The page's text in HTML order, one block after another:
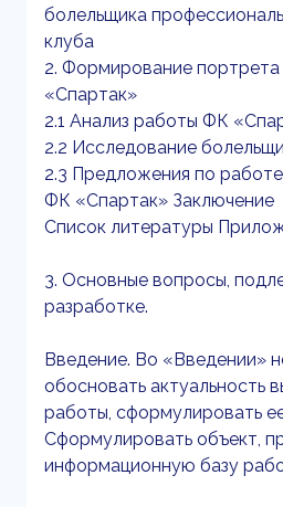
болельщика
клуба
2. Формирование
«Спартак»
2.1 Анализ работы ФК
2.2 Исследование
2.3 Предложения по
ФК «Спартак» Заключение
Список литературы
3. Основные вопросы,
разработке.
Введение. Во «Введении»
обосновать актуальность
работы, сформулировать ее
Сформулировать объект,
информационную базу